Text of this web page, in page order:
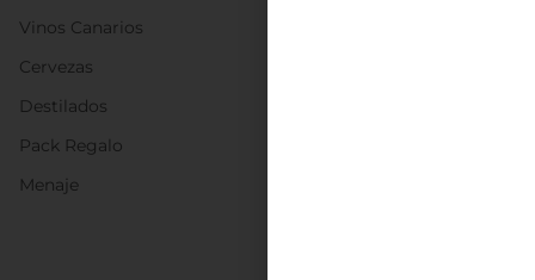
Vinos Canarios
Cervezas
Destilados
Pack Regalo
Menaje